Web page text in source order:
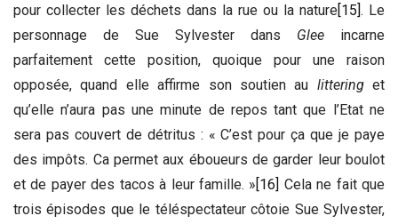
pour collecter les déchets dans la rue ou la nature[15]. Le
personnage de Sue Sylvester dans Glee incarne
parfaitement cette position, quoique pour une raison
opposée, quand elle affirme son soutien au litteringet
qu’elle n’aura pas une minute de repos tant que l’Etat ne
sera pas couvert de détritus : « C’est pour ça que je paye
des impôts. Ca permet aux éboueurs de garder leur boulot
et de payer des tacos à leur famille. »[16] Cela ne fait que
trois épisodes que le téléspectateur côtoie Sue Sylvester,